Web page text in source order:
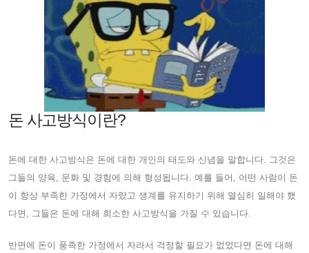
돈 사고방식이란?
돈에 대한 사고방식은 돈에 대한 개인의 태도와 신념을 말합니다. 그것은
그들의 양육, 문화 및 경험에 의해 형성됩니다. 예를 들어, 어떤 사람이 돈
이 항상 부족한 가정에서 자랐고 생계를 유지하기 위해 열심히 일해야 했
다면, 그들은 돈에 대해 희소한 사고방식을 가질 수 있습니다.
반면에 돈이 풍족한 가정에서 자라서 걱정할 필요가 없었다면 돈에 대해